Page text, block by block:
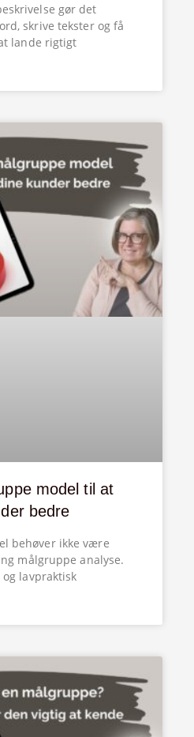
gør det
skrive tekster og få
lande rigtigt
model til at
bedre
behøver ikke være
målgruppe analyse.
lavpraktisk